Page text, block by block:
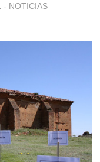
- NOTICIAS